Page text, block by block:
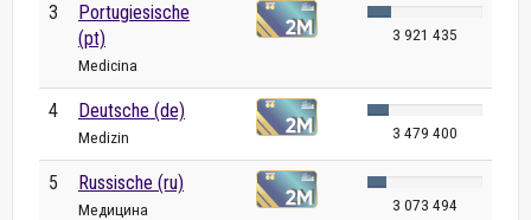
3
Portugiesische
(pt)
Medicina
3 921 435
4 Deutsche (de)
Medizin 3 479 400
5 Russische (ru)
Медицина 3 073 494